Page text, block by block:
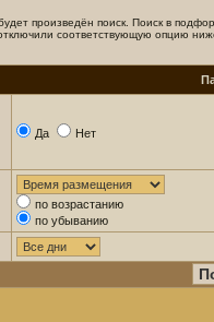
произведён поиск. Поиск в
соответствующую опцию
Да Нет
по возрастанию
по убыванию